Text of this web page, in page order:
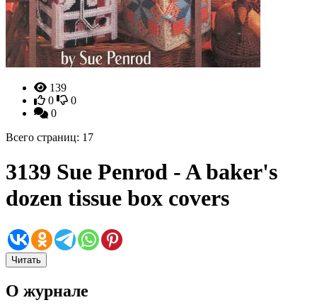
139
0
0
0
Всего страниц: 17
3139 Sue Penrod - A baker's
dozen tissue box covers
Читать
О журнале